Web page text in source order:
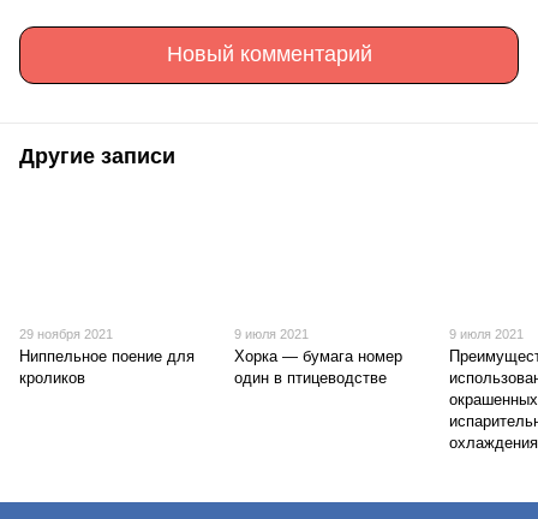
Новый комментарий
Другие записи
29 ноября 2021
Ниппельное поение для
кроликов
9 июля 2021
Хорка — бумага номер
один в птицеводстве
9 июля 2021
охлаждения